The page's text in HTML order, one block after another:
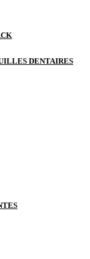
DENTAIRES